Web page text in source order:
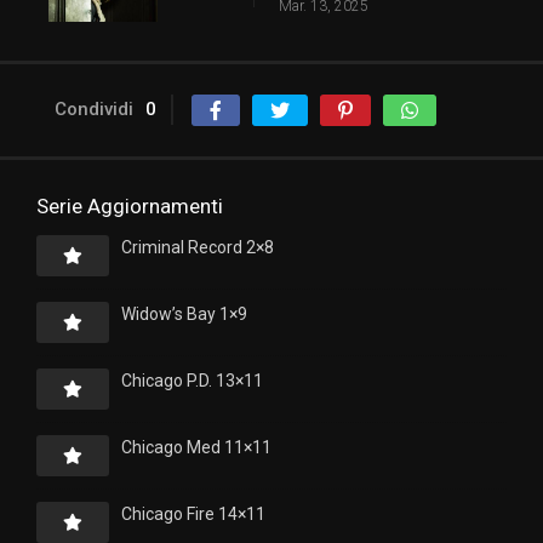
Mar. 13, 2025
Condividi 0
Serie Aggiornamenti
Criminal Record 2×8
Widow’s Bay 1×9
Chicago P.D. 13×11
Chicago Med 11×11
Chicago Fire 14×11